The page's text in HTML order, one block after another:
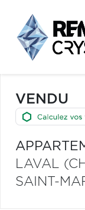
VENDU
LAVAL
SAINT-